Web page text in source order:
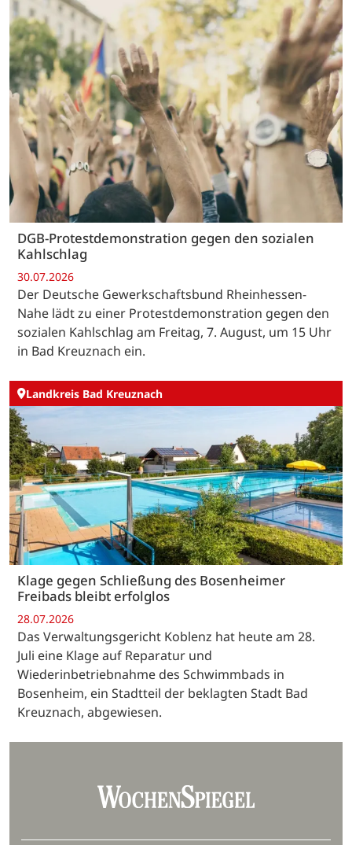
DGB-Protestdemonstration gegen den sozialen
Kahlschlag
30.07.2026
Der Deutsche Gewerkschaftsbund Rheinhessen-
Nahe lädt zu einer Protestdemonstration gegen den
sozialen Kahlschlag am Freitag, 7. August, um 15 Uhr
in Bad Kreuznach ein.
Landkreis Bad Kreuznach
Klage gegen Schließung des Bosenheimer
Freibads bleibt erfolglos
28.07.2026
Das Verwaltungsgericht Koblenz hat heute am 28.
Juli eine Klage auf Reparatur und
Wiederinbetriebnahme des Schwimmbads in
Bosenheim, ein Stadtteil der beklagten Stadt Bad
Kreuznach, abgewiesen.